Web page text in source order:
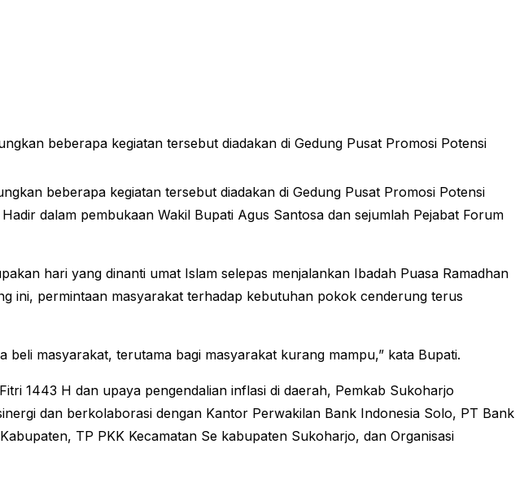
beberapa kegiatan tersebut diadakan di Gedung Pusat Promosi Potensi
beberapa kegiatan tersebut diadakan di Gedung Pusat Promosi Potensi
dalam pembukaan Wakil Bupati Agus Santosa dan sejumlah Pejabat Forum
hari yang dinanti umat Islam selepas menjalankan Ibadah Puasa Ramadhan
ini, permintaan masyarakat terhadap kebutuhan pokok cenderung terus
masyarakat, terutama bagi masyarakat kurang mampu,” kata Bupati.
1443 H dan upaya pengendalian inflasi di daerah, Pemkab Sukoharjo
dan berkolaborasi dengan Kantor Perwakilan Bank Indonesia Solo, PT Bank
TP PKK Kecamatan Se kabupaten Sukoharjo, dan Organisasi